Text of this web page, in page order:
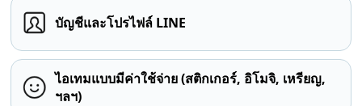
บัญชีและโปรไฟล์ LINE
ไอเทมแบบมีค่าใช้จ่าย (สติกเกอร์, อิโมจิ, เหรียญ,
ฯลฯ)